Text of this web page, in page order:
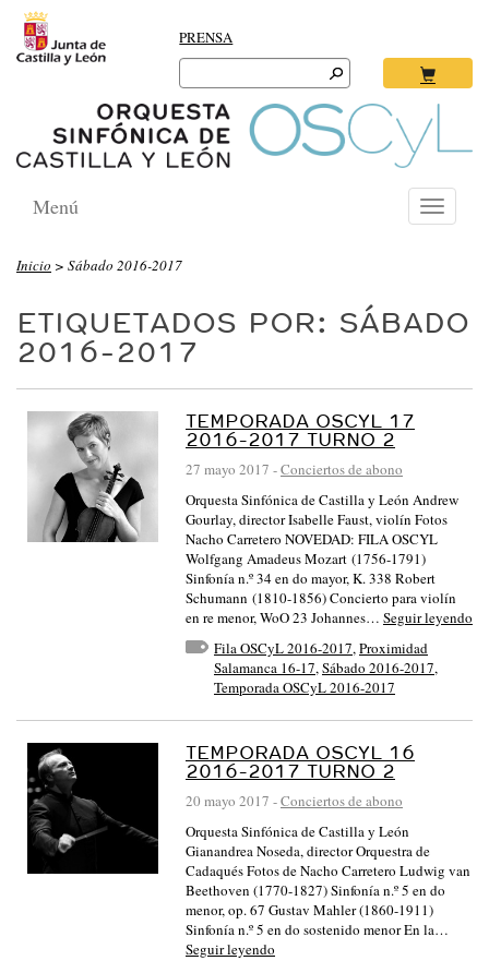
PRENSA
Search
for:
Toggle
Menú
Inicio > Sábado 2016-2017
ETIQUETADOS POR: SÁBADO
2016-2017
TEMPORADA OSCYL 17
2016-2017 TURNO 2
27 mayo 2017 -Conciertos de abono
Orquesta Sinfónica de Castilla y León Andrew
Gourlay, director Isabelle Faust, violín Fotos
Nacho Carretero NOVEDAD: FILA OSCYL
Wolfgang Amadeus Mozart (1756-1791)
Sinfonía n.º 34 en do mayor, K. 338 Robert
Schumann (1810-1856) Concierto para violín
en re menor, WoO 23 Johannes… Seguir leyendo
Fila OSCyL 2016-2017,Proximidad
Salamanca 16-17,Sábado 2016-2017,
Temporada OSCyL 2016-2017
TEMPORADA OSCYL 16
2016-2017 TURNO 2
20 mayo 2017 -Conciertos de abono
Orquesta Sinfónica de Castilla y León
Gianandrea Noseda, director Orquestra de
Cadaqués Fotos de Nacho Carretero Ludwig van
Beethoven (1770-1827) Sinfonía n.º 5 en do
menor, op. 67 Gustav Mahler (1860-1911)
Sinfonía n.º 5 en do sostenido menor En la…
Seguir leyendo